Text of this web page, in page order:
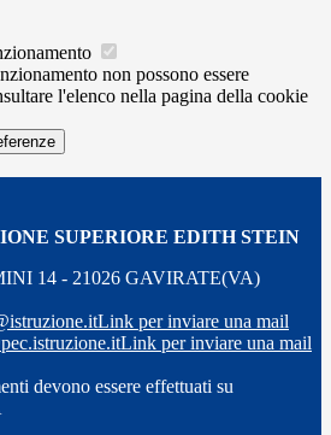
non possono essere
l'elenco nella pagina della cookie
SUPERIORE EDITH STEIN
14 - 21026 GAVIRATE(VA)
Link per inviare una mail
Link per inviare una mail
devono essere effettuati su